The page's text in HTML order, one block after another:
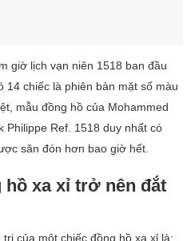
giờ lịch vạn niên 1518 ban đầu
14 chiếc là phiên bản mặt số màu
mẫu đồng hồ của Mohammed
Philippe Ref. 1518 duy nhất có
săn đón hơn bao giờ hết.
hồ xa xỉ trở nên đắt
của một chiếc đồng hồ xa xỉ là: